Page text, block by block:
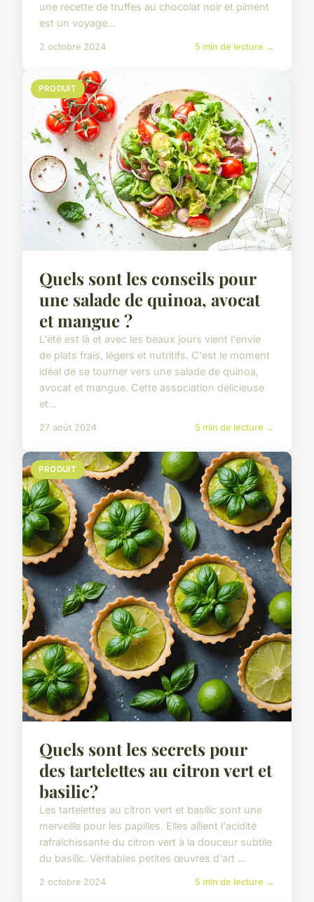
une recette de truffes au chocolat noir et piment
est un voyage...
2 octobre 2024 5 min de lecture →
PRODUIT
Quels sont les conseils pour
une salade de quinoa, avocat
et mangue ?
L'été est là et avec les beaux jours vient l'envie
de plats frais, légers et nutritifs. C'est le moment
idéal de se tourner vers une salade de quinoa,
avocat et mangue. Cette association délicieuse
et...
27 août 2024 5 min de lecture →
PRODUIT
Quels sont les secrets pour
des tartelettes au citron vert et
basilic?
Les tartelettes au citron vert et basilic sont une
merveille pour les papilles. Elles allient l'acidité
rafraîchissante du citron vert à la douceur subtile
du basilic. Véritables petites œuvres d'art ...
2 octobre 2024 5 min de lecture →